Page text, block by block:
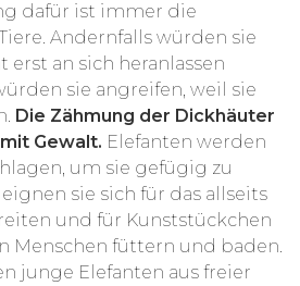
dafür ist immer die
Andernfalls würden sie
erst an sich heranlassen
sie angreifen, weil sie
Die Zähmung der Dickhäuter
Gewalt. Elefanten werden
um sie gefügig zu
sie sich für das allseits
und für Kunststückchen
Menschen füttern und baden.
junge Elefanten aus freier